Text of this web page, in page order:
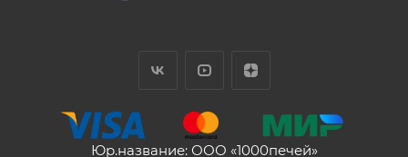
Юр.название: ООО «1000печей»